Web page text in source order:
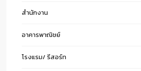
สำนักงาน
อาคารพาณิชย์
โรงแรม/ รีสอร์ท